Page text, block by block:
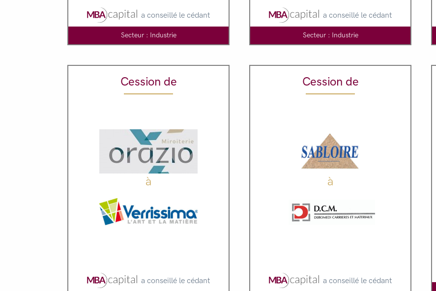
a conseillé le cédant
Secteur : Industrie
a conseillé le cédant
Secteur : Industrie
Cession de
à
a conseillé le cédant
Cession de
à
a conseillé le cédant